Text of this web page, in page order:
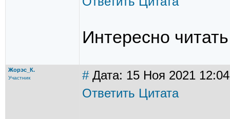
Интересно
Жорэс_К.
Участник #Дата: 15 Ноя 2021 12:04
Ответить Цитата